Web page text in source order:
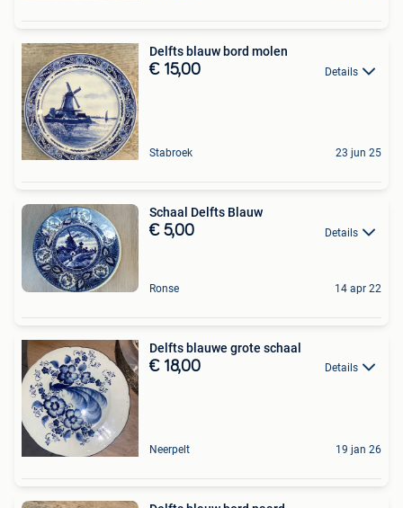
Delfts blauw bord molen
€ 15,00 Details
Stabroek 23 jun 25
Schaal Delfts Blauw
€ 5,00 Details
Ronse 14 apr 22
Delfts blauwe grote schaal
€ 18,00 Details
Neerpelt 19 jan 26